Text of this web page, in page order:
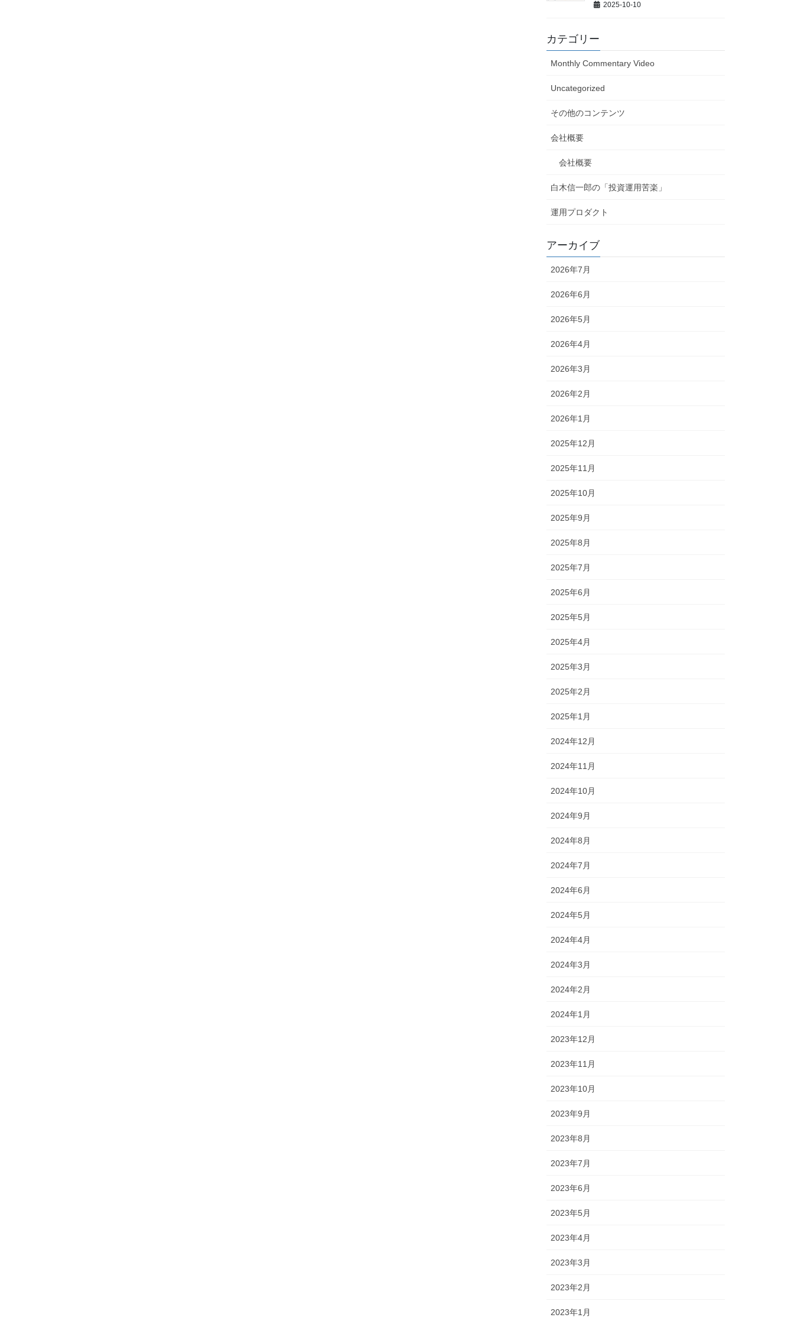
2025-10-10
カテゴリー
Monthly Commentary Video
Uncategorized
その他のコンテンツ
会社概要
会社概要
白木信一郎の「投資運用苦楽」
運用プロダクト
アーカイブ
2026年7月
2026年6月
2026年5月
2026年4月
2026年3月
2026年2月
2026年1月
2025年12月
2025年11月
2025年10月
2025年9月
2025年8月
2025年7月
2025年6月
2025年5月
2025年4月
2025年3月
2025年2月
2025年1月
2024年12月
2024年11月
2024年10月
2024年9月
2024年8月
2024年7月
2024年6月
2024年5月
2024年4月
2024年3月
2024年2月
2024年1月
2023年12月
2023年11月
2023年10月
2023年9月
2023年8月
2023年7月
2023年6月
2023年5月
2023年4月
2023年3月
2023年2月
2023年1月